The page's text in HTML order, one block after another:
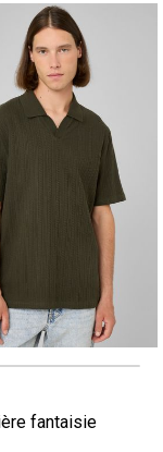
fantaisie